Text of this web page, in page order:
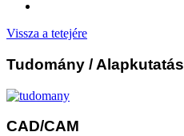
Vissza a tetejére
Tudomány / Alapkutatás
CAD/CAM